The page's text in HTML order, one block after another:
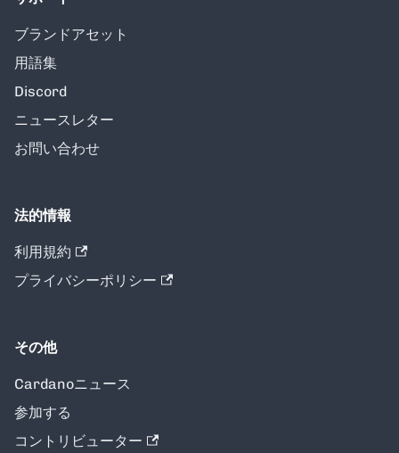
ブランドアセット
用語集
Discord
ニュースレター
お問い合わせ
法的情報
利用規約
プライバシーポリシー
その他
Cardanoニュース
参加する
コントリビューター